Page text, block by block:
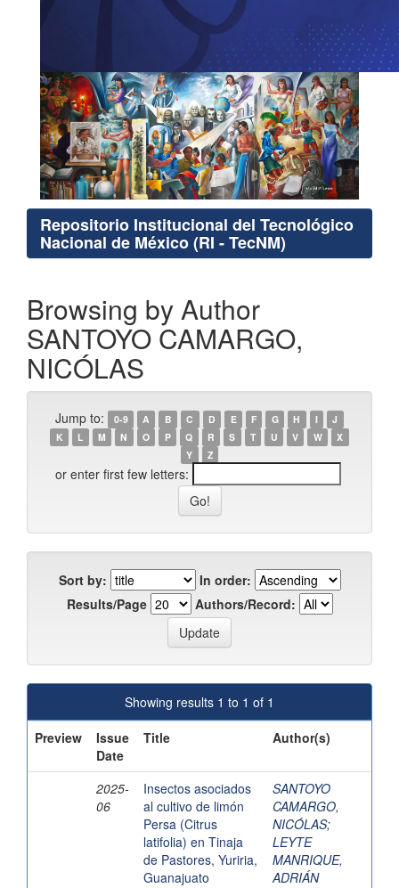
Repositorio Institucional del Tecnológico
Nacional de México (RI - TecNM)
Browsing by Author
SANTOYO CAMARGO,
NICÓLAS
Jump to: 0-9 A B C D E F G H I
J
K
L M N O P Q R S T U V W
X
Y
Z
or enter first few letters:
Sort by:
In order:
Results/Page
Authors/Record:
Showing results 1 to 1 of 1
Preview
Issue
Date
Title Author(s)
2025-
06
Insectos asociados
al cultivo de limón
Persa (Citrus
latifolia) en Tinaja
de Pastores, Yuriria,
Guanajuato
SANTOYO
CAMARGO,
NICÓLAS;
LEYTE
MANRIQUE,
ADRIÁN